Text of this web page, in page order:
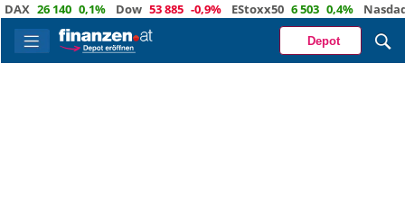
26 140 0,1% Dow 53 885 -0,9% EStoxx50 6 503 0,4% Nasdaq 29
Depot